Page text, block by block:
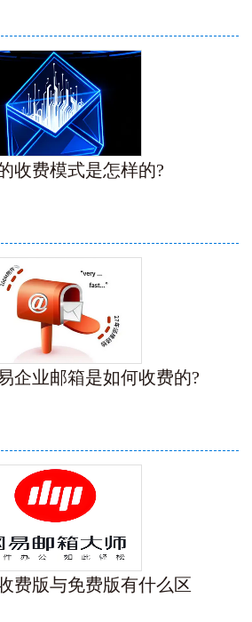
收费模式是怎样的?
企业邮箱是如何收费的?
费版与免费版有什么区